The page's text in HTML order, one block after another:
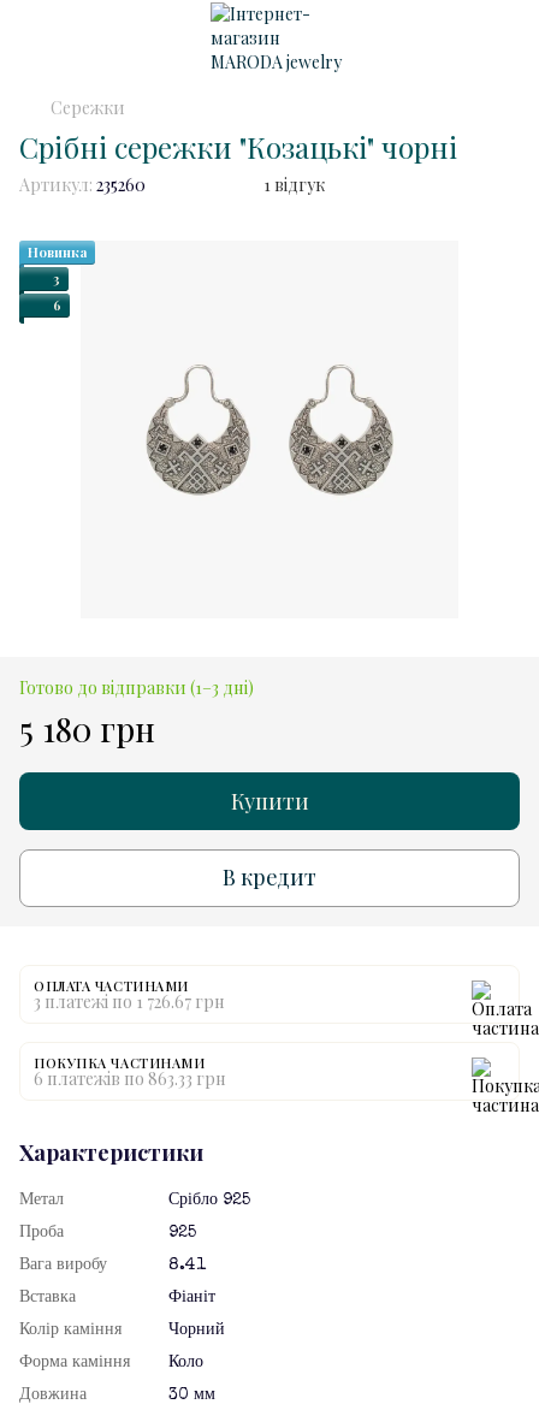
Сережки
Срібні сережки "Козацькі" чорні
Артикул: 235260 1 відгук
Новинка
3
6
Готово до відправки (1–3 дні)
5 180 грн
Купити
В кредит
ОПЛАТА ЧАСТИНАМИ
3 платежі по 1 726.67 грн
ПОКУПКА ЧАСТИНАМИ
6 платежів по 863.33 грн
Характеристики
Метал
Срібло 925
Проба
925
Вага виробу
8.41
Вставка
Фіаніт
Колір каміння
Чорний
Форма каміння
Коло
Довжина
30 мм